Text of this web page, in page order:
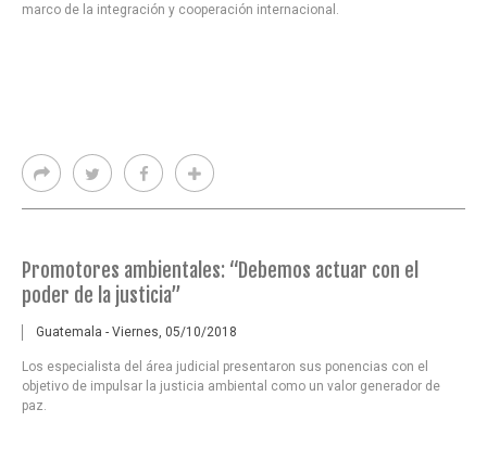
marco de la integración y cooperación internacional.
Promotores ambientales: “Debemos actuar con el
poder de la justicia”
Guatemala - Viernes, 05/10/2018
Los especialista del área judicial presentaron sus ponencias con el
objetivo de impulsar la justicia ambiental como un valor generador de
paz.